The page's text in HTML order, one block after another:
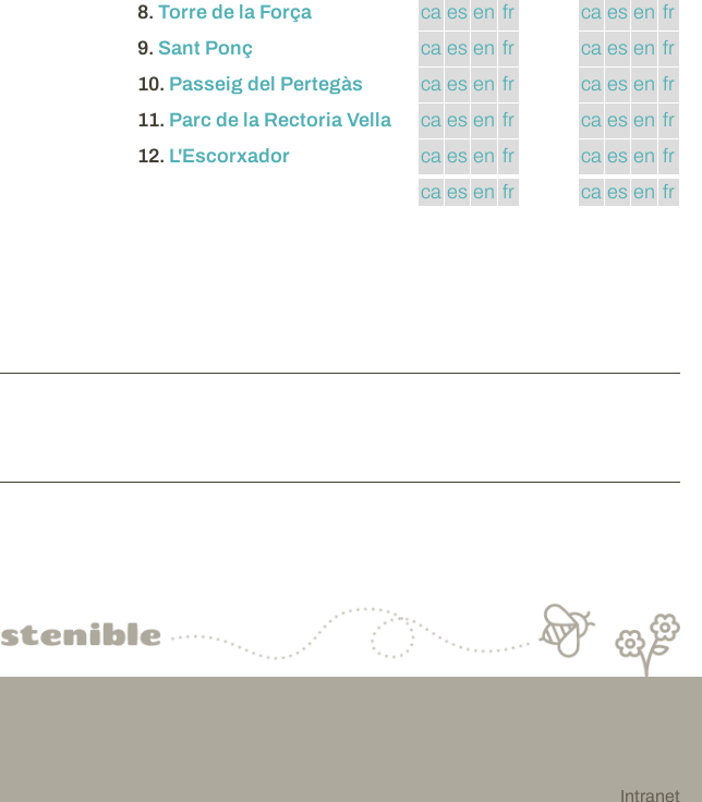
8. Torre de la Força ca es en fr ca es en fr
9. Sant Ponç ca es en fr ca es en fr
10. Passeig del Pertegàs ca es en fr ca es en fr
11. Parc de la Rectoria Vella ca es en fr ca es en fr
12. L'Escorxador ca es en fr ca es en fr
ca es en fr ca es en fr
Intranet